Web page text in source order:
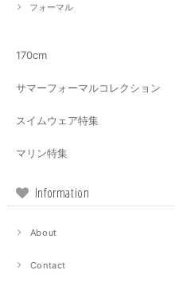
フォーマル
170cm
サマーフォーマルコレクション
スイムウェア特集
マリン特集
Information
About
Contact